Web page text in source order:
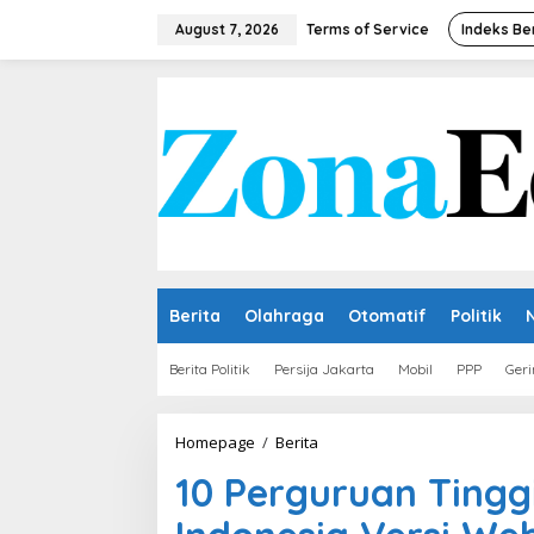
August 7, 2026 Terms of Service Indeks
Berita Olahraga Otomatif Politik
Berita Politik Persija Jakarta Mobil PPP
Homepage / Berita
Tinggi
Swasta
Terbaik
10 Perguruan